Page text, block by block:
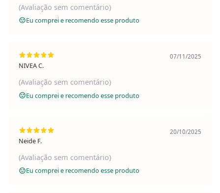
(Avaliação sem comentário)
Eu comprei e recomendo esse produto
NIVEA C.
07/11/2025
(Avaliação sem comentário)
Eu comprei e recomendo esse produto
Neide F.
20/10/2025
(Avaliação sem comentário)
Eu comprei e recomendo esse produto